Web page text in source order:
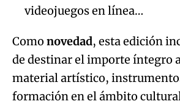
videojuegos en línea…
Como novedad, esta edición
de destinar el importe íntegro
material artístico,
formación en el ámbito